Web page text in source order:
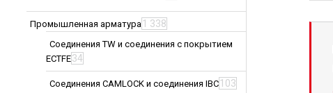
Промышленная арматура 1 338
Соединения TW и соединения с покрытием
ECTFE34
Соединения CAMLOCK и соединения IBC 103